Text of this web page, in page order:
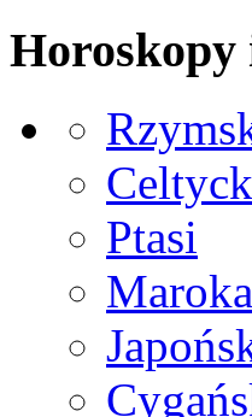
Horoskopy
Ptasi